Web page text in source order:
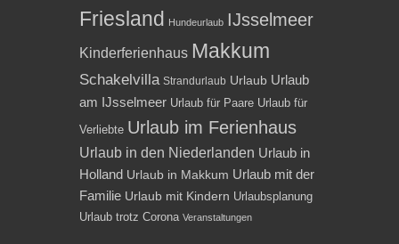
Friesland Hundeurlaub IJsselmeer
Kinderferienhaus Makkum
Schakelvilla Strandurlaub Urlaub Urlaub
am IJsselmeer Urlaub für Paare Urlaub für
Verliebte Urlaub im Ferienhaus
Urlaub in den Niederlanden Urlaub in
Holland Urlaub in Makkum Urlaub mit der
Familie Urlaub mit Kindern Urlaubsplanung
Urlaub trotz Corona Veranstaltungen